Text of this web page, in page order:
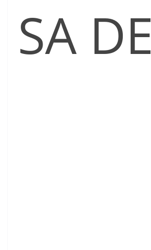
SA DE